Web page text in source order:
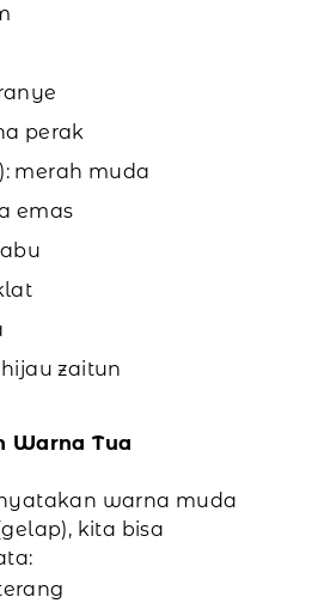
perak
merah muda
emas
zaitun
Warna Tua
warna muda
kita bisa